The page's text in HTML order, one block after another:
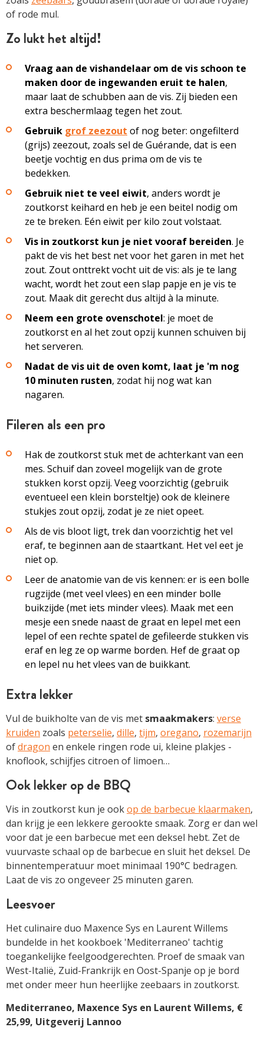
of rode mul.
Zo lukt het altijd!
Vraag aan de vishandelaar om de vis schoon te
maken door de ingewanden eruit te halen,
maar laat de schubben aan de vis. Zij bieden een
extra beschermlaag tegen het zout.
Gebruik grof zeezout of nog beter: ongefilterd
(grijs) zeezout, zoals sel de Guérande, dat is een
beetje vochtig en dus prima om de vis te
bedekken.
Gebruik niet te veel eiwit, anders wordt je
zoutkorst keihard en heb je een beitel nodig om
ze te breken. Eén eiwit per kilo zout volstaat.
Vis in zoutkorst kun je niet vooraf bereiden. Je
pakt de vis het best net voor het garen in met het
zout. Zout onttrekt vocht uit de vis: als je te lang
wacht, wordt het zout een slap papje en je vis te
zout. Maak dit gerecht dus altijd à la minute.
Neem een grote ovenschotel: je moet de
zoutkorst en al het zout opzij kunnen schuiven bij
het serveren.
Nadat de vis uit de oven komt, laat je 'm nog
10 minuten rusten, zodat hij nog wat kan
nagaren.
Fileren als een pro
Hak de zoutkorst stuk met de achterkant van een
mes. Schuif dan zoveel mogelijk van de grote
stukken korst opzij. Veeg voorzichtig (gebruik
eventueel een klein borsteltje) ook de kleinere
stukjes zout opzij, zodat je ze niet opeet.
Als de vis bloot ligt, trek dan voorzichtig het vel
eraf, te beginnen aan de staartkant. Het vel eet je
niet op.
Leer de anatomie van de vis kennen: er is een bolle
rugzijde (met veel vlees) en een minder bolle
buikzijde (met iets minder vlees). Maak met een
mesje een snede naast de graat en lepel met een
lepel of een rechte spatel de gefileerde stukken vis
eraf en leg ze op warme borden. Hef de graat op
en lepel nu het vlees van de buikkant.
Extra ­lekker
Vul de buikholte van de vis met smaakmakers: verse
kruiden zoals peterselie, dille, tijm, oregano, rozemarijn
of ­dragon en enkele ringen rode ui, ­kleine plakjes ­
knoflook, schijfjes citroen of limoen…
Ook lekker op de BBQ
Vis in zoutkorst kun je ookop de barbecue klaarmaken,
dan krijg je een lekkere gerookte smaak. Zorg er dan wel
voor dat je een barbecue met een deksel hebt. Zet de
vuurvaste schaal op de barbecue en sluit het deksel. De
binnentemperatuur moet minimaal 190°C bedragen.
Laat de vis zo ongeveer 25 minuten garen.
Leesvoer
Het culinaire duo Maxence Sys en ­Laurent Willems
bundelde in het kookboek 'Mediterraneo' tachtig
toegankelijke feelgoodgerechten. Proef de smaak van
West-Italië, Zuid-Frankrijk en Oost-Spanje op je bord
met onder meer hun heerlijke zeebaars in zoutkorst.
Mediterraneo, Maxence Sys en Laurent Willems, €
25,99, Uitgeverij Lannoo